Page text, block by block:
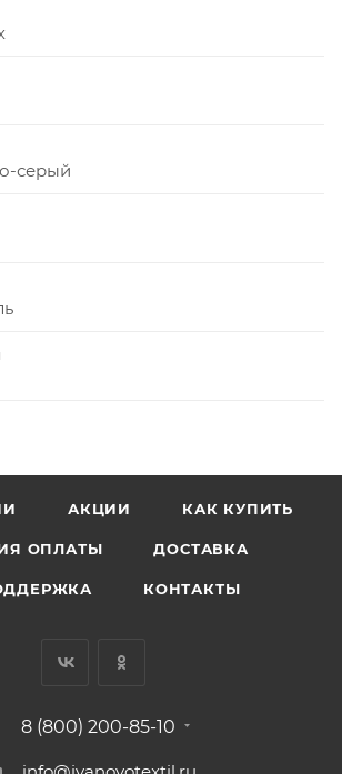
серый
АКЦИИ КАК КУПИТЬ
ОПЛАТЫ ДОСТАВКА
КОНТАКТЫ
8 (800) 200-85-10